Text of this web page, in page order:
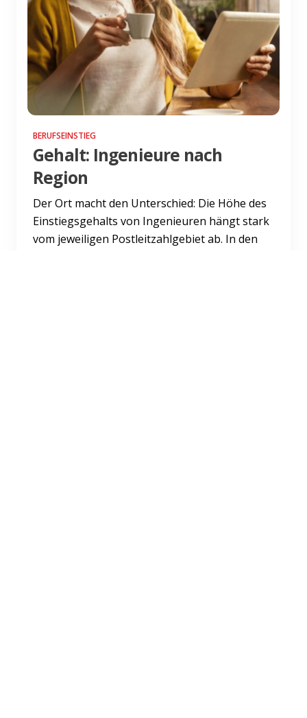
BERUFSEINSTIEG
Gehalt: Ingenieure nach
Region
Der Ort macht den Unterschied: Die Höhe des
Einstiegsgehalts von Ingenieuren hängt stark
vom jeweiligen Postleitzahlgebiet ab. In den